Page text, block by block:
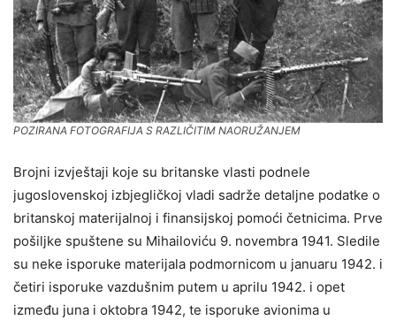
POZIRANA FOTOGRAFIJA S RAZLIČITIM NAORUŽANJEM
Brojni izvještaji koje su britanske vlasti podnele
jugoslovenskoj izbjegličkoj vladi sadrže detaljne podatke o
britanskoj materijalnoj i finansijskoj pomoći četnicima. Prve
pošiljke spuštene su Mihailoviću 9. novembra 1941. Sledile
su neke isporuke materijala podmornicom u januaru 1942. i
četiri isporuke vazdušnim putem u aprilu 1942. i opet
između juna i oktobra 1942, te isporuke avionima u